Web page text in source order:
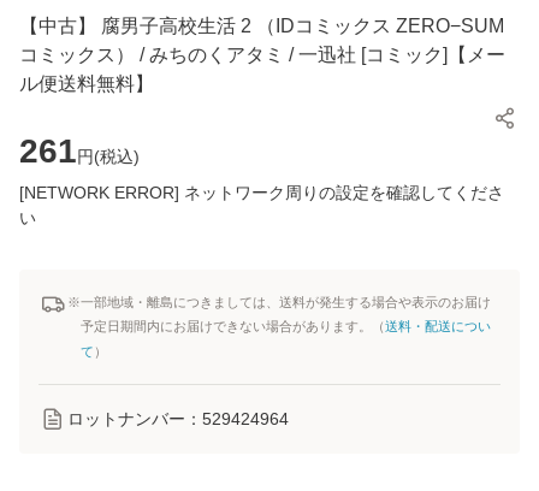
【中古】 腐男子高校生活 2 （IDコミックス ZERO−SUM
コミックス） / みちのくアタミ / 一迅社 [コミック]【メー
ル便送料無料】
261円(税込)
[NETWORK ERROR] ネットワーク周りの設定を確認してくださ
い
※一部地域・離島につきましては、送料が発生する場合や表示のお届け
予定日期間内にお届けできない場合があります。（送料・配送につい
て ）
ロットナンバー： 529424964